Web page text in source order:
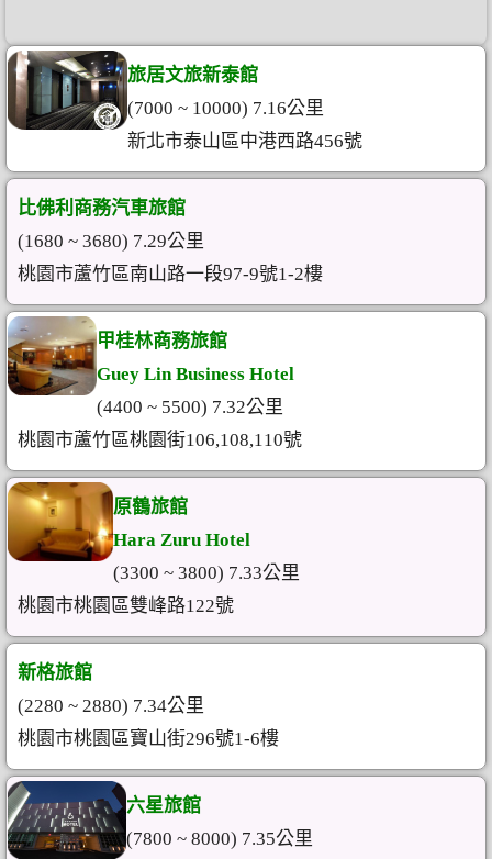
旅居文旅新泰館
(7000 ~ 10000) 7.16公里
新北市泰山區中港西路456號
比佛利商務汽車旅館
(1680 ~ 3680) 7.29公里
桃園市蘆竹區南山路一段97-9號1-2樓
甲桂林商務旅館
Guey Lin Business Hotel
(4400 ~ 5500) 7.32公里
桃園市蘆竹區桃園街106,108,110號
原鶴旅館
Hara Zuru Hotel
(3300 ~ 3800) 7.33公里
桃園市桃園區雙峰路122號
新格旅館
(2280 ~ 2880) 7.34公里
桃園市桃園區寶山街296號1-6樓
六星旅館
(7800 ~ 8000) 7.35公里